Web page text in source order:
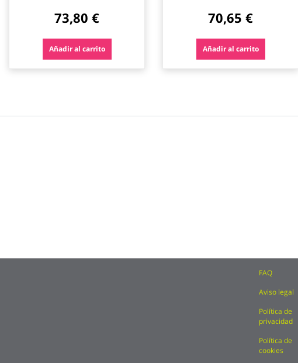
73,80 €
Añadir al carrito
70,65 €
Añadir al carrito
FAQ
Aviso legal
Política de
privacidad
Política de
cookies